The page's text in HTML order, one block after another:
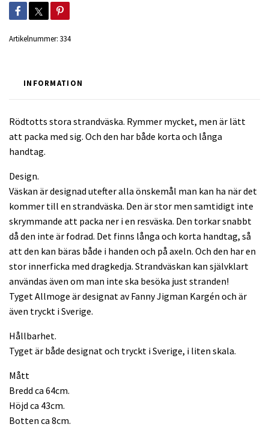
Artikelnummer: 334
INFORMATION
Rödtotts stora strandväska. Rymmer mycket, men är lätt
att packa med sig. Och den har både korta och långa
handtag.
Design.
Väskan är designad utefter alla önskemål man kan ha när det
kommer till en strandväska. Den är stor men samtidigt inte
skrymmande att packa ner i en resväska. Den torkar snabbt
då den inte är fodrad. Det finns långa och korta handtag, så
att den kan bäras både i handen och på axeln. Och den har en
stor innerficka med dragkedja. Strandväskan kan självklart
användas även om man inte ska besöka just stranden!
Tyget Allmoge är designat av Fanny Jigman Kargén och är
även tryckt i Sverige.
Hållbarhet.
Tyget är både designat och tryckt i Sverige, i liten skala.
Mått
Bredd ca 64cm.
Höjd ca 43cm.
Botten ca 8cm.